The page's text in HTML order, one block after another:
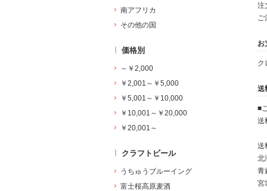
注
ご
お
ク
送
■
送
送
北
青
宮
南アフリカ
その他の国
価格別
～￥2,000
￥2,001～￥5,000
￥5,001～￥10,000
￥10,001～￥20,000
￥20,001～
クラフトビール
うちゅうブルーイング
富士桜高原麦酒